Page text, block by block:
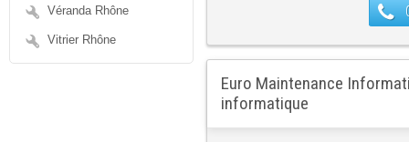
Véranda Rhône
Vitrier Rhône
Euro Maintenance
informatique